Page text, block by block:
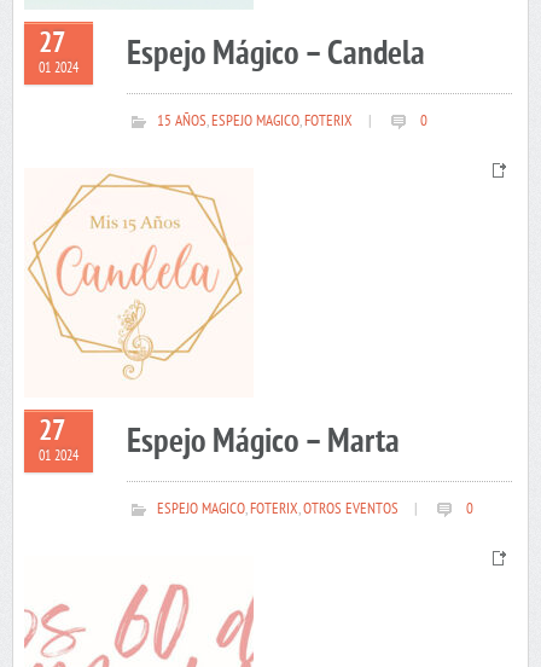
27
01 2024 Espejo Mágico – Candela
15 AÑOS,ESPEJO MAGICO,FOTERIX 0
27
01 2024 Espejo Mágico – Marta
ESPEJO MAGICO,FOTERIX,OTROS EVENTOS 0